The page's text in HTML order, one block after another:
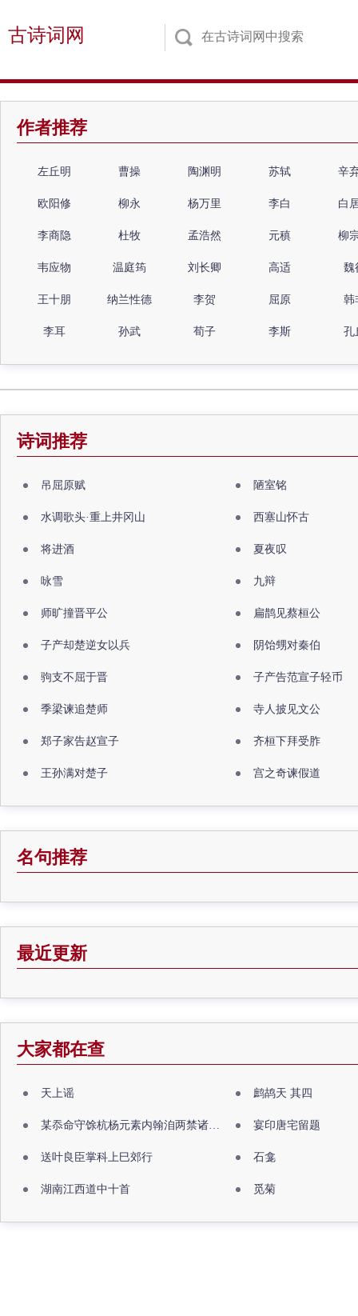
古诗词网
作者推荐
左丘明 曹操 陶渊明 苏轼 辛
欧阳修 柳永 杨万里 李白 白
李商隐 杜牧 孟浩然 元稹 柳
韦应物 温庭筠 刘长卿 高适 魏
王十朋 纳兰性德 李贺 屈原 韩
李耳 孙武 荀子 李斯 孔
诗词推荐
吊屈原赋 陋室铭
水调歌头·重上井冈山 西塞山怀古
将进酒 夏夜叹
咏雪 九辩
师旷撞晋平公 扁鹊见蔡桓公
子产却楚逆女以兵 阴饴甥对秦伯
驹支不屈于晋 子产告范宣子轻币
季梁谏追楚师 寺人披见文公
郑子家告赵宣子 齐桓下拜受胙
王孙满对楚子 宫之奇谏假道
名句推荐
最近更新
大家都在查
天上谣 鹧鸪天 其四
某忝命守馀杭杨元素内翰洎两禁诸公出祖佛寺 宴印唐宅留题
送叶良臣掌科上巳郊行 石龛
湖南江西道中十首 觅菊